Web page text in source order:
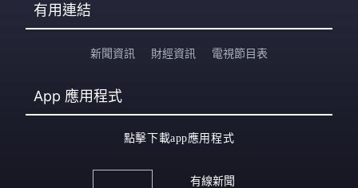
有用連結
新聞資訊 財經資訊 電視節目表
App 應用程式
點擊下載app應用程式
有線新聞